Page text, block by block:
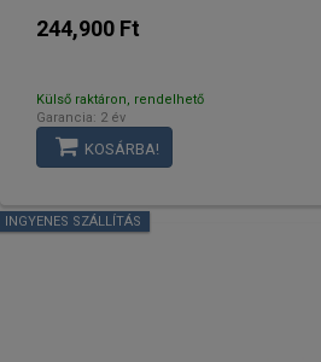
244,900 Ft
Külső raktáron, rendelhető
Garancia: 2 év
KOSÁRBA!
INGYENES SZÁLLÍTÁS